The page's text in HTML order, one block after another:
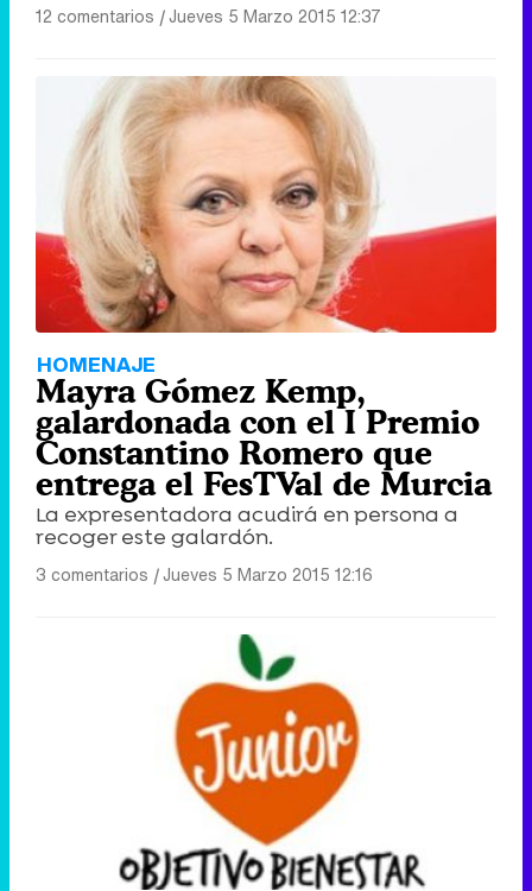
12 comentarios |Jueves 5 Marzo 2015 12:37
HOMENAJE
Mayra Gómez Kemp,
galardonada con el I Premio
Constantino Romero que
entrega el FesTVal de Murcia
La expresentadora acudirá en persona a
recoger este galardón.
3 comentarios |Jueves 5 Marzo 2015 12:16